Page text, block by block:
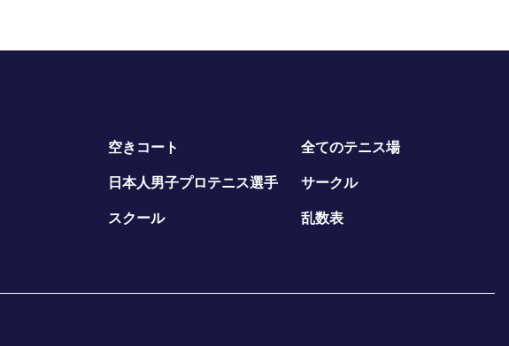
空きコート 全てのテニス場
日本人男子プロテニス選手 サークル
スクール 乱数表